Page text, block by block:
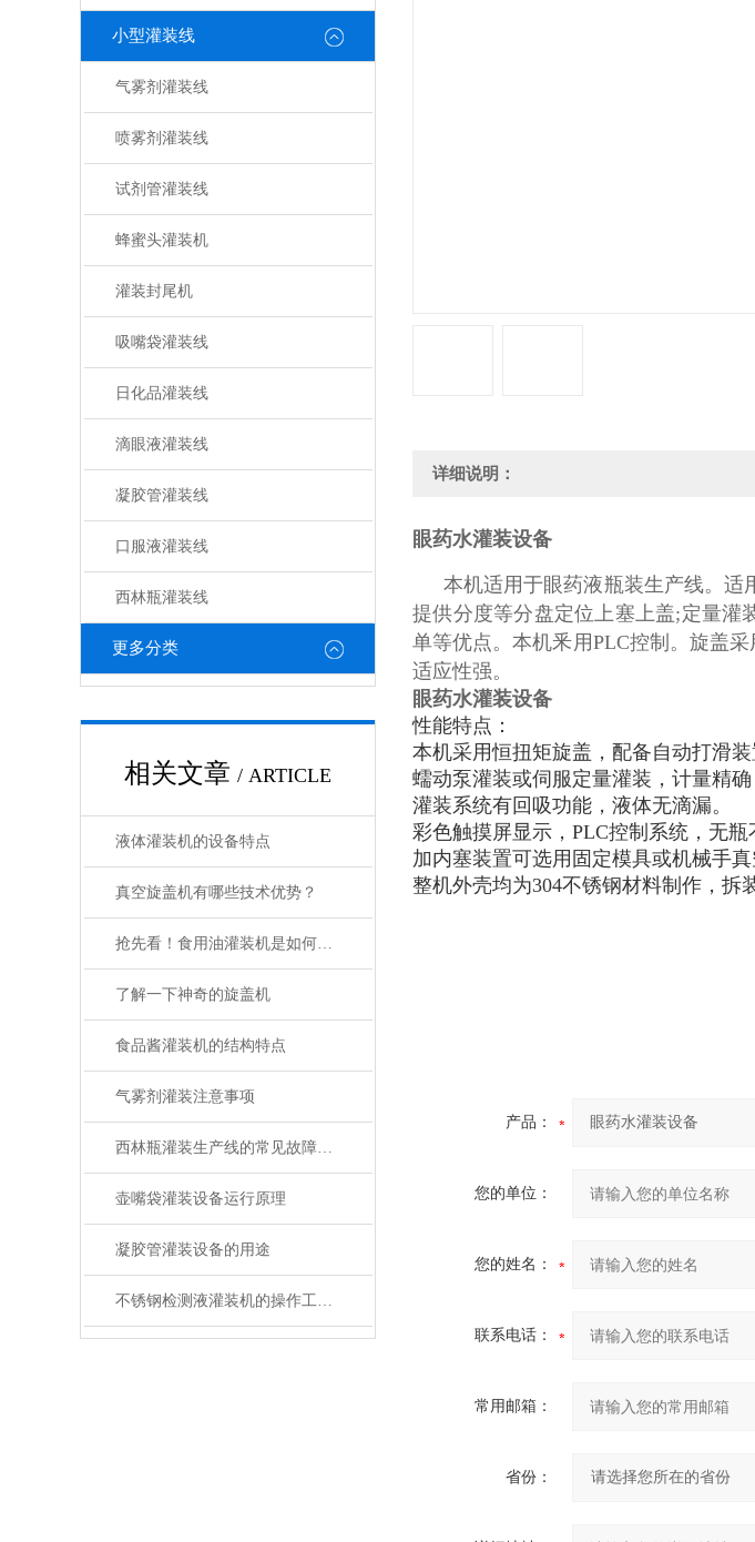
小型灌装线
气雾剂灌装线
喷雾剂灌装线
试剂管灌装线
蜂蜜头灌装机
灌装封尾机
吸嘴袋灌装线
日化品灌装线
滴眼液灌装线
凝胶管灌装线
口服液灌装线
西林瓶灌装线
更多分类
相关文章 / ARTICLE
液体灌装机的设备特点
真空旋盖机有哪些技术优势？
抢先看！食用油灌装机是如何维护保养的呢？
了解一下神奇的旋盖机
食品酱灌装机的结构特点
气雾剂灌装注意事项
西林瓶灌装生产线的常见故障及应对要点
壶嘴袋灌装设备运行原理
凝胶管灌装设备的用途
不锈钢检测液灌装机的操作工序您知道是哪些？
详细说明：
眼药水灌装设备
本机适用于眼药液瓶装生产线。适
提供分度等分盘定位上塞上盖;定量灌
单等优点。本机釆用PLC控制。旋盖
适应性强。
眼药水灌装设备
性能特点：
本机采用恒扭矩旋盖，配备自动打滑装
蠕动泵灌装或伺服定量灌装，计量精确
灌装系统有回吸功能，液体无滴漏。
彩色触摸屏显示，PLC控制系统，无瓶
加内塞装置可选用固定模具或机械手真
整机外壳均为304不锈钢材料制作，拆
产品：
您的单位：
您的姓名：
联系电话：
常用邮箱：
省份：